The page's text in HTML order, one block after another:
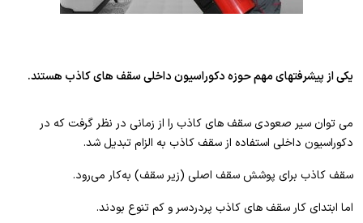
یکی از پیشرفتهای مهم حوزه دکوراسیون داخلی سقف های کاذب هستند.
می توان سیر صعودی سقف های کاذب را از زمانی در نظر گرفت که در
دکوراسیون داخلی استفاده از سقف کاذب به الزام تبدیل شد.
سقف کاذب برای پوشش سقف اصلی (زیر سقف) به‌کار می‌رود.
اما ابتدای کار سقف های کاذب پردردسر و کم تنوع بودند.